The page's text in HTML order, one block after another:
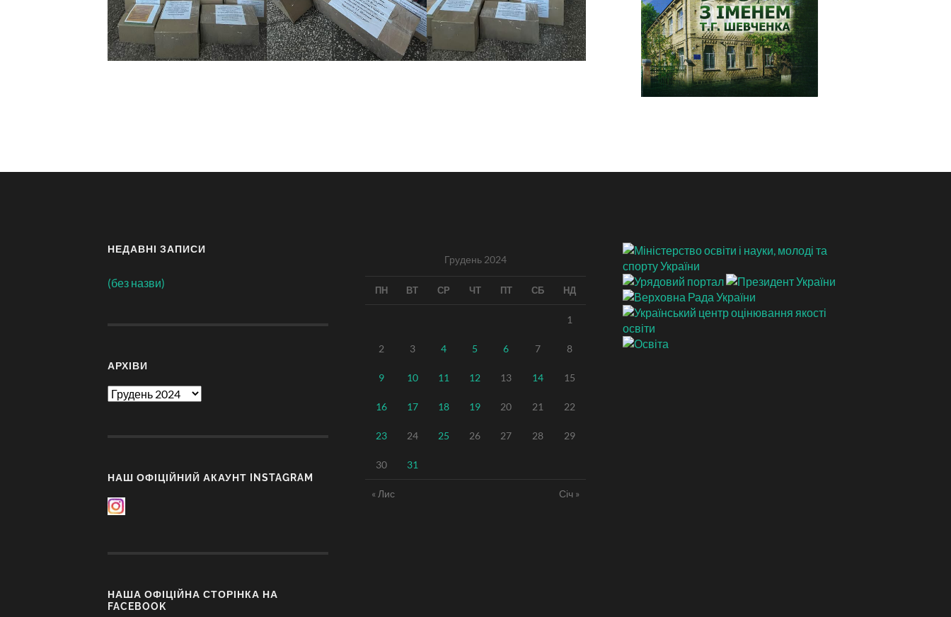
НЕДАВНІ ЗАПИСИ
(без назви)
АРХІВИ
Архіви
НАШ ОФІЦІЙНИЙ АКАУНТ INSTAGRAM
НАША ОФІЦІЙНА СТОРІНКА НА
FACEBOOK
Грудень 2024
ПН ВТ СР ЧТ ПТ СБ НД
1
2 3 4 5 6 7 8
9 10 11 12 13 14 15
16 17 18 19 20 21 22
23 24 25 26 27 28 29
30 31
« Лис Січ »